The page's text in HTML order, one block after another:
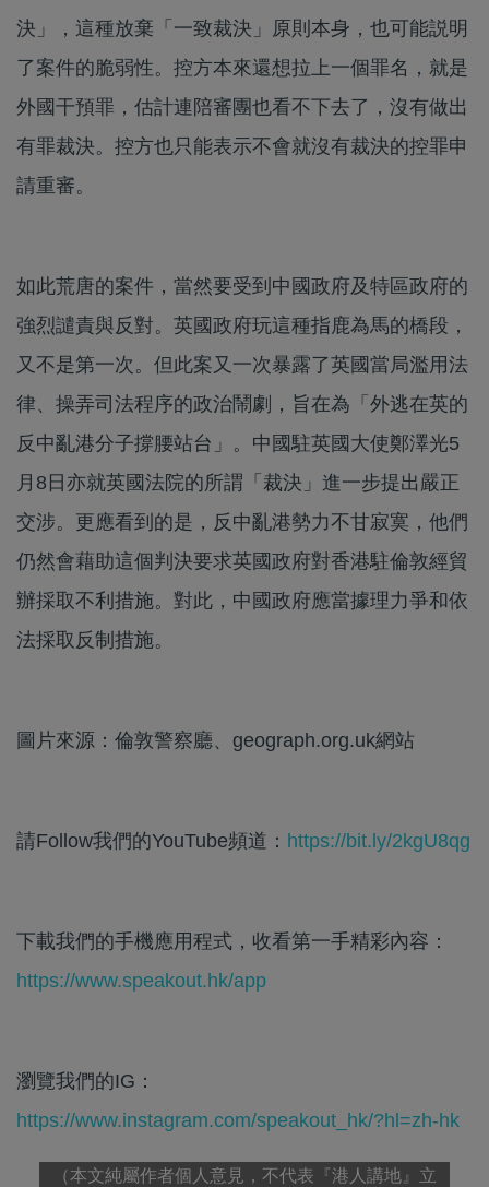
決」，這種放棄「一致裁決」原則本身，也可能説明
了案件的脆弱性。控方本來還想拉上一個罪名，就是
外國干預罪，估計連陪審團也看不下去了，沒有做出
有罪裁決。控方也只能表示不會就沒有裁決的控罪申
請重審。
如此荒唐的案件，當然要受到中國政府及特區政府的
強烈譴責與反對。英國政府玩這種指鹿為馬的橋段，
又不是第一次。但此案又一次暴露了英國當局濫用法
律、操弄司法程序的政治鬧劇，旨在為「外逃在英的
反中亂港分子撐腰站台」。中國駐英國大使鄭澤光5
月8日亦就英國法院的所謂「裁決」進一步提出嚴正
交涉。更應看到的是，反中亂港勢力不甘寂寞，他們
仍然會藉助這個判決要求英國政府對香港駐倫敦經貿
辦採取不利措施。對此，中國政府應當據理力爭和依
法採取反制措施。
圖片來源：倫敦警察廳、geograph.org.uk網站
請Follow我們的YouTube頻道： https://bit.ly/2kgU8qg
下載我們的手機應用程式，收看第一手精彩內容：
https://www.speakout.hk/app
瀏覽我們的IG：
https://www.instagram.com/speakout_hk/?hl=zh-hk
（本文純屬作者個人意見，不代表『港人講地』立